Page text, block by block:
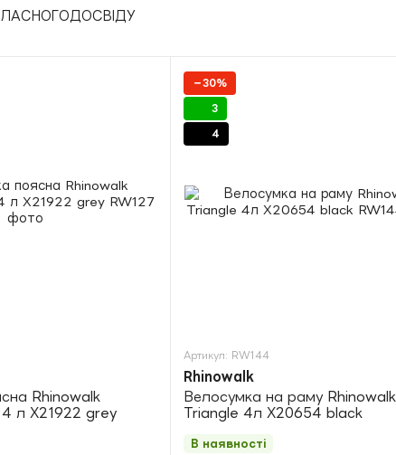
Rhinowalk
л X21922 grey
−30%
3
4
Артикул: RW144
Rhinowalk
Велосумка на раму Rhinowalk
Triangle 4л X20654 black
В наявності